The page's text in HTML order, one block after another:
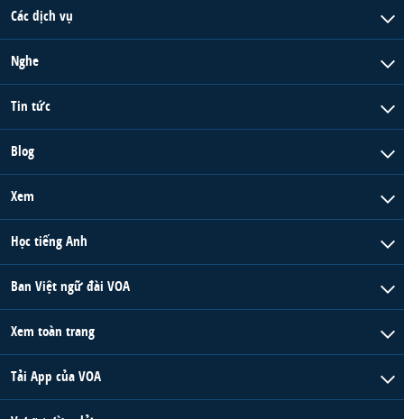
Các dịch vụ
Nghe
Tin tức
Blog
Xem
Học tiếng Anh
Ban Việt ngữ đài VOA
Xem toàn trang
Tải App của VOA